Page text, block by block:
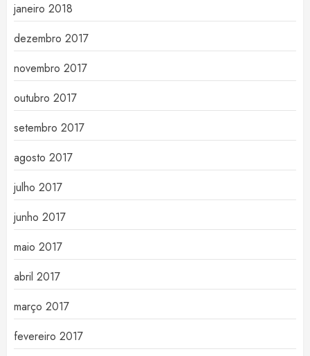
janeiro 2018
dezembro 2017
novembro 2017
outubro 2017
setembro 2017
agosto 2017
julho 2017
junho 2017
maio 2017
abril 2017
março 2017
fevereiro 2017